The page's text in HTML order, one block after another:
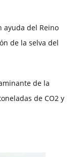
ayuda del Reino
de la selva del
de la
de CO2 y